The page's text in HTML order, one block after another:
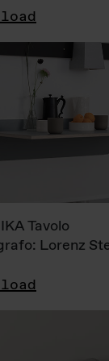
Tavolo
Lorenz